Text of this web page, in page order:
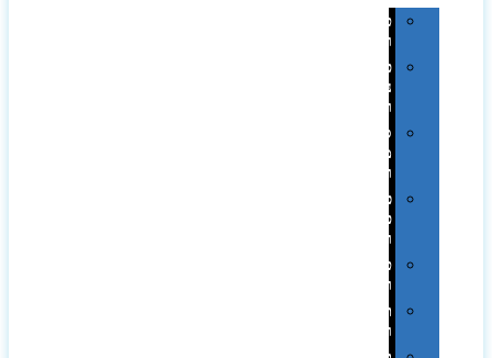
טכנולוגיה
וגאדג'טים
פנאי,
נופש
ונסיעות
סביבת
משרד
ופרימיום
כלים,
פנסים
ורכב
טקסטיל
וחורף
תיקים
ומזוודות